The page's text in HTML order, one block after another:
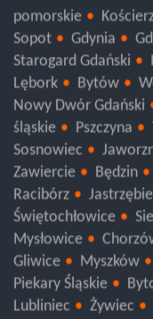
pomorskie
Sopot
Gdynia
Starogard Gdański
Lębork
Bytów
Nowy Dwór Gdański
śląskie
Pszczyna
Sosnowiec
Zawiercie
Będzin
Racibórz
Świętochłowice
Mysłowice
Gliwice
Myszków
Piekary Śląskie
Lubliniec
Żywiec